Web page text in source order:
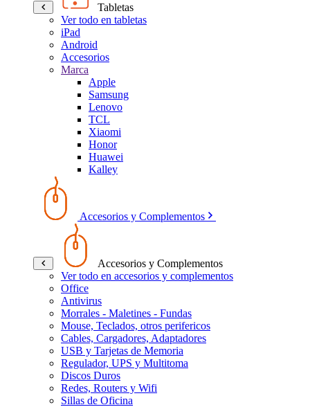
Tabletas
Ver todo en tabletas
iPad
Android
Accesorios
Marca
Apple
Samsung
Lenovo
TCL
Xiaomi
Honor
Huawei
Kalley
Accesorios y Complementos
Accesorios y Complementos
Ver todo en accesorios y complementos
Office
Antivirus
Morrales - Maletines - Fundas
Mouse, Teclados, otros perifericos
Cables, Cargadores, Adaptadores
USB y Tarjetas de Memoria
Regulador, UPS y Multitoma
Discos Duros
Redes, Routers y Wifi
Sillas de Oficina